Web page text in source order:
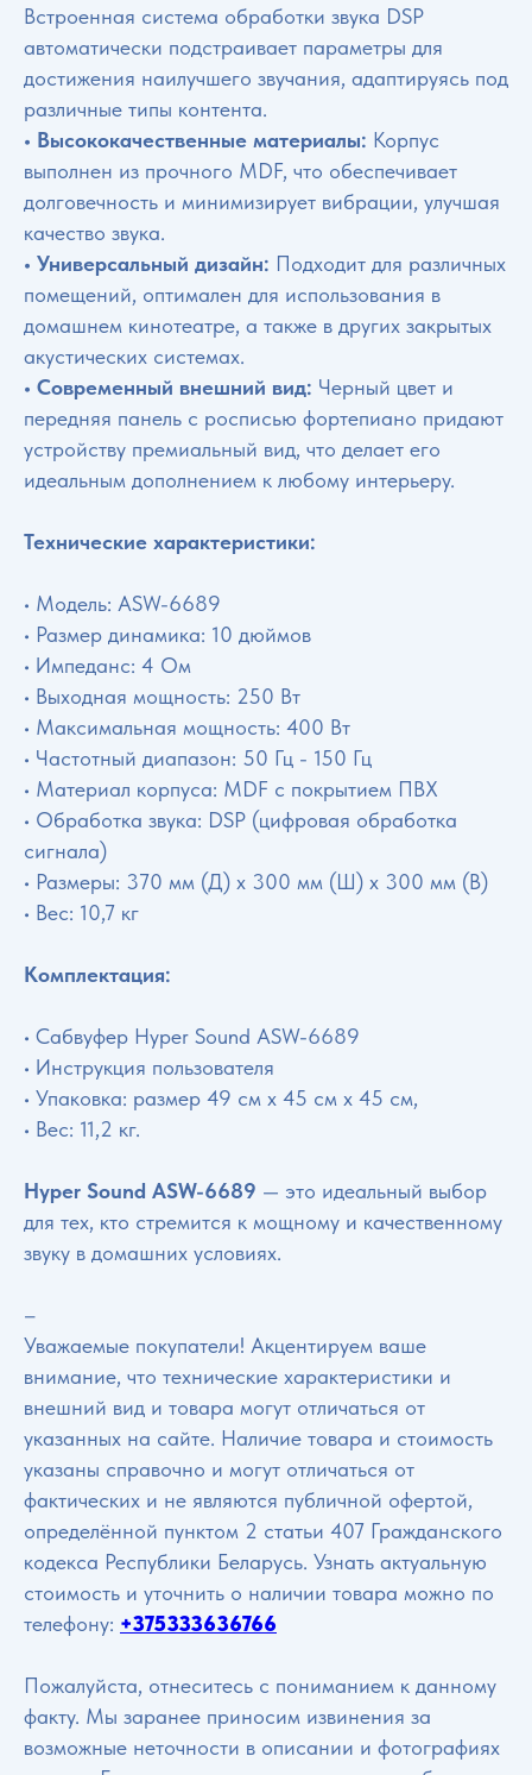
Встроенная система обработки звука DSP
автоматически подстраивает параметры для
достижения наилучшего звучания, адаптируясь под
различные типы контента.
• Высококачественные материалы: Корпус
выполнен из прочного MDF, что обеспечивает
долговечность и минимизирует вибрации, улучшая
качество звука.
• Универсальный дизайн: Подходит для различных
помещений, оптимален для использования в
домашнем кинотеатре, а также в других закрытых
акустических системах.
• Современный внешний вид: Черный цвет и
передняя панель с росписью фортепиано придают
устройству премиальный вид, что делает его
идеальным дополнением к любому интерьеру.
Технические характеристики:
• Модель: ASW-6689
• Размер динамика: 10 дюймов
• Импеданс: 4 Ом
• Выходная мощность: 250 Вт
• Максимальная мощность: 400 Вт
• Частотный диапазон: 50 Гц - 150 Гц
• Материал корпуса: MDF с покрытием ПВХ
• Обработка звука: DSP (цифровая обработка
сигнала)
• Размеры: 370 мм (Д) x 300 мм (Ш) x 300 мм (В)
• Вес: 10,7 кг
Комплектация:
• Сабвуфер Hyper Sound ASW-6689
• Инструкция пользователя
• Упаковка: размер 49 см x 45 см x 45 см,
• Вес: 11,2 кг.
Hyper Sound ASW-6689 — это идеальный выбор
для тех, кто стремится к мощному и качественному
звуку в домашних условиях.
–
Уважаемые покупатели! Акцентируем ваше
внимание, что технические характеристики и
внешний вид и товара могут отличаться от
указанных на сайте. Наличие товара и стоимость
указаны справочно и могут отличаться от
фактических и не являются публичной офертой,
определённой пунктом 2 статьи 407 Гражданского
кодекса Республики Беларусь. Узнать актуальную
стоимость и уточнить о наличии товара можно по
телефону: +375333636766
Пожалуйста, отнеситесь с пониманием к данному
факту. Мы заранее приносим извинения за
возможные неточности в описании и фотографиях